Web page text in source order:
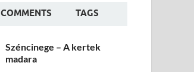
COMMENTS TAGS
Széncinege – A kertek
madara